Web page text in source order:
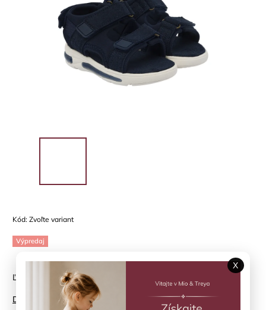
Kód: Zvoľte variant
Výpredaj
Ľahké sandále pre letné dni
Detailné informácie
X